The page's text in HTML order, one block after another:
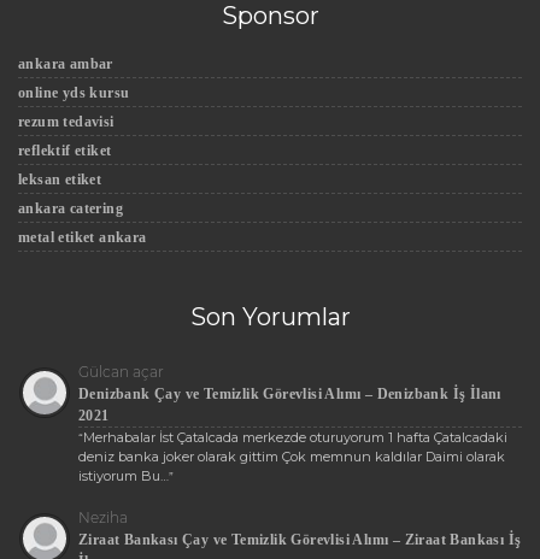
Sponsor
ankara ambar
online yds kursu
rezum tedavisi
reflektif etiket
leksan etiket
ankara catering
metal etiket ankara
Son Yorumlar
Gülcan açar
Denizbank Çay ve Temizlik Görevlisi Alımı – Denizbank İş İlanı
2021
“Merhabalar İst Çatalcada merkezde oturuyorum 1 hafta Çatalcadaki
deniz banka joker olarak gittim Çok memnun kaldılar Daimi olarak
istiyorum Bu…”
Neziha
Ziraat Bankası Çay ve Temizlik Görevlisi Alımı – Ziraat Bankası İş